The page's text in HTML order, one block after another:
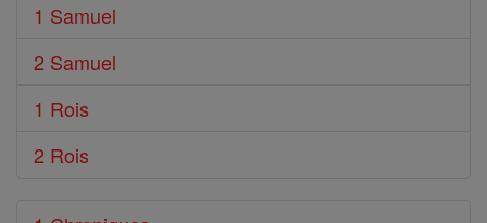
1 Samuel
2 Samuel
1 Rois
2 Rois